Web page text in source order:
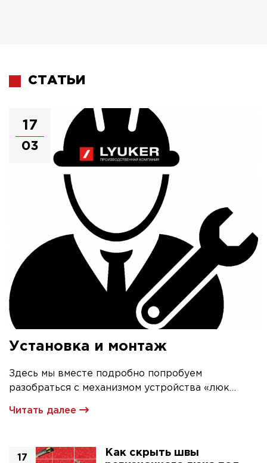
СТАТЬИ
17
03
Установка и монтаж
Здесь мы вместе подробно попробуем
разобраться с механизмом устройства «люк
Читать далее
17
Как скрыть швы